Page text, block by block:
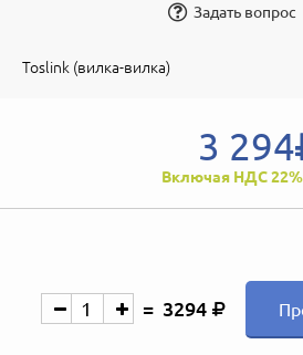
Задать вопрос
Toslink (вилка-вилка)
3 294
Включая НДС
3294